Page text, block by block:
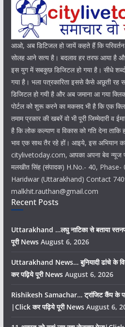
आओ, अब डिटिजल हो जायें कहते हैं कि
सोलह आने सत्य है। बदलाव हर तरफ आया है
इस युग में सबकुछ डिजिटल हो गया है। सीधे
गया है। भला पत्रकारिता इससे कैसे अछूती रह
डिजिटल हो गयी है और अब जमाना आ गया
पोर्टल को शुरू करने का मकसद भी है कि एक
तमाम प्रकार की खबरें वो भी पूरी जिम्मेदारी व
है कि लोक कल्याण व विकास को गति देना
भाव एक साथ तैर रहे हों। आइये, इस अभियान
citylivetoday.com, आपका अपना बेव न्यूज
मलखीत सिंह (संपादक) H.No.- 40,
Haridwar (Uttarakhand) Contact
malkhit.rauthan@gmail.com
Recent Posts
Uttarakhand …लघु नाटिका से बताया
पूरी News August 6, 2026
Uttarakhand News… बुनियादी ढांचे के
कर पढ़िये पूरी News August 6, 2026
Rishikesh Samachar… ट्रांजिट कैंप के
|Click कर पढ़िये पूरी News August 6,